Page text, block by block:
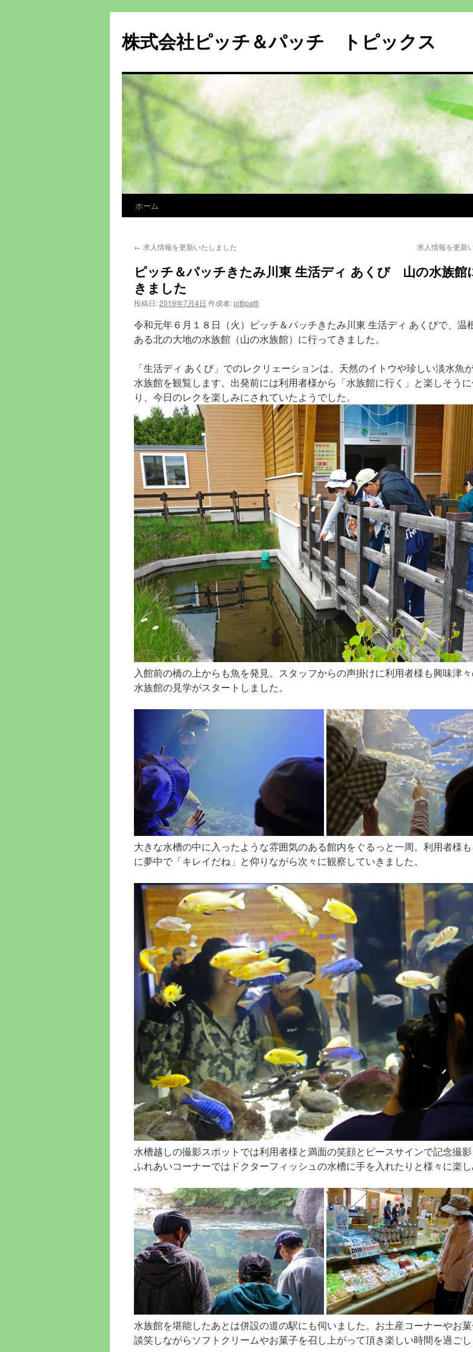
株式会社ピッチ＆パッチ トピックス
ッ
ホーム
← 求人情報を更新いたしました 求人情報を更新
ピッチ＆パッチきたみ川東 生活ディ あくび 山の水族館
きました
投稿日:2019年7月4日 作成者:pittipatti
令和元年６月１８日（火）ピッチ＆パッチきたみ川東 生活ディ あくびで、温
ある北の大地の水族館（山の水族館）に行ってきました。
「生活ディ あくび」でのレクリェーションは、天然のイトウや珍しい淡水魚
水族館を観覧します。出発前には利用者様から「水族館に行く」と楽しそう
り、今日のレクを楽しみにされていたようでした。
入館前の橋の上からも魚を発見。スタッフからの声掛けに利用者様も興味津々
水族館の見学がスタートしました。
大きな水槽の中に入ったような雰囲気のある館内をぐるっと一周。利用者様
に夢中で「キレイだね」と仰りながら次々に観察していきました。
水槽越しの撮影スポットでは利用者様と満面の笑顔とピースサインで記念撮影
ふれあいコーナーではドクターフィッシュの水槽に手を入れたりと様々に楽し
水族館を堪能したあとは併設の道の駅にも伺いました。お土産コーナーやお菓
談笑しながらソフトクリームやお菓子を召し上がって頂き楽しい時間を過ごし